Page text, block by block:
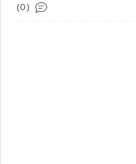
(0)